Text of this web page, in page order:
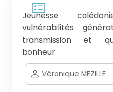
Jeunesse
vulnérabilités
transmission et
bonheur
Véronique MEZILLE